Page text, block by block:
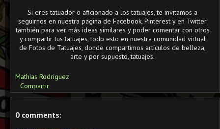
Si eres tatuador o aficionado a los tatuajes, te invitamos a
seguirnos en nuestra página de Facebook, Pinterest y en Twitter
también para ver más ideas similares y poder comentar con otros
y compartir tus tatuajes, todo esto en nuestra comunidad virtual
de Fotos de Tatuajes, donde compartimos artículos de belleza,
arte y por supuesto, tatuajes.
Mathias Rodriguez
Compartir
0 comments: